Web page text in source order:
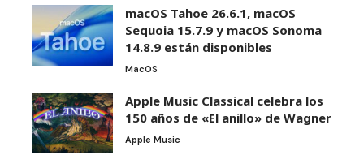
macOS Tahoe 26.6.1, macOS
Sequoia 15.7.9 y macOS Sonoma
14.8.9 están disponibles
MacOS
Apple Music Classical celebra los
150 años de «El anillo» de Wagner
Apple Music